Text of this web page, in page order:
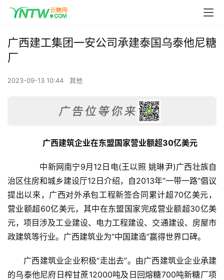
广西建工集团一安公司承建泰国乌泰他尼糖
厂
2023-09-13 10:44 其他
广西建筑企业在东盟国家营业额超30亿美元
中新网南宁9月12日电(王以照 姚琳尹)广西壮族自
治区住房和城乡建设厅12日介绍，自2013年“一带一路”倡议
提出以来，广西对外承包工程新签合同累计超70亿美元，
营业额超60亿美元，其中在东盟国家完成营业额超30亿美
元，项目涉及工业建设、电力工程建设、交通建设、房屋市
政建筑等行业。广西建筑业为“中国建造”赢得世界口碑。
广西建筑业企业积极“走出去”。由广西建筑业企业承建
的乌泰他尼府日榨甘蔗12000吨及日回熔糖700吨新糖厂项